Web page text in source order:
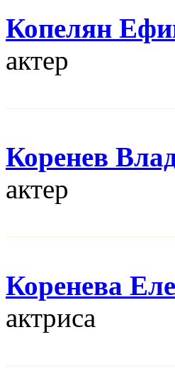
Копелян
актер
Коренев
актер
Коренева
актриса